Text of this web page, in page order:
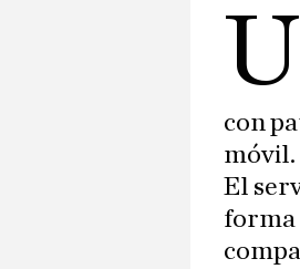
U
con
móvil.
El
forma